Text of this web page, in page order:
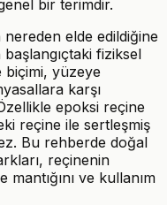
bir terimdir.
elde edildiğine
fiziksel
biçimi, yüzeye
karşı
epoksi reçine
reçine ile sertleşmiş
Bu rehberde doğal
reçinenin
ve kullanım